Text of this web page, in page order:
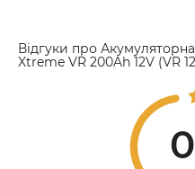
Відгуки про
Xtreme VR 200Ah 12V (VR
0